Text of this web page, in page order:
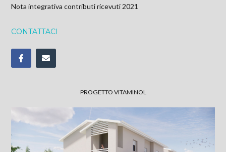
Nota integrativa contributi ricevuti 2021
CONTATTACI
PROGETTO VITAMINOL